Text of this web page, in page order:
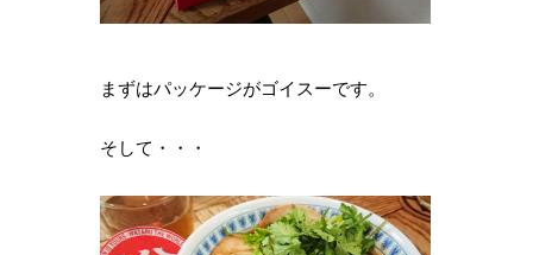
まずはパッケージがゴイスーです。
そして・・・